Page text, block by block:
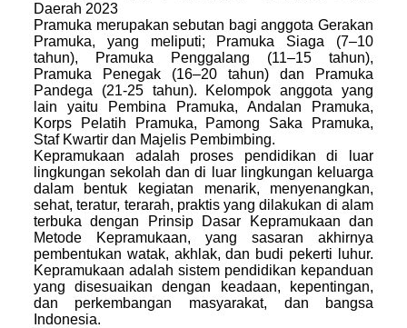
Daerah 2023
Pramuka merupakan sebutan bagi anggota Gerakan
Pramuka, yang meliputi; Pramuka Siaga (7–10
tahun), Pramuka Penggalang (11–15 tahun),
Pramuka Penegak (16–20 tahun) dan Pramuka
Pandega (21-25 tahun). Kelompok anggota yang
lain yaitu Pembina Pramuka, Andalan Pramuka,
Korps Pelatih Pramuka, Pamong Saka Pramuka,
Staf Kwartir dan Majelis Pembimbing.
Kepramukaan adalah proses pendidikan di luar
lingkungan sekolah dan di luar lingkungan keluarga
dalam bentuk kegiatan menarik, menyenangkan,
sehat, teratur, terarah, praktis yang dilakukan di alam
terbuka dengan Prinsip Dasar Kepramukaan dan
Metode Kepramukaan, yang sasaran akhirnya
pembentukan watak, akhlak, dan budi pekerti luhur.
Kepramukaan adalah sistem pendidikan kepanduan
yang disesuaikan dengan keadaan, kepentingan,
dan perkembangan masyarakat, dan bangsa
Indonesia.